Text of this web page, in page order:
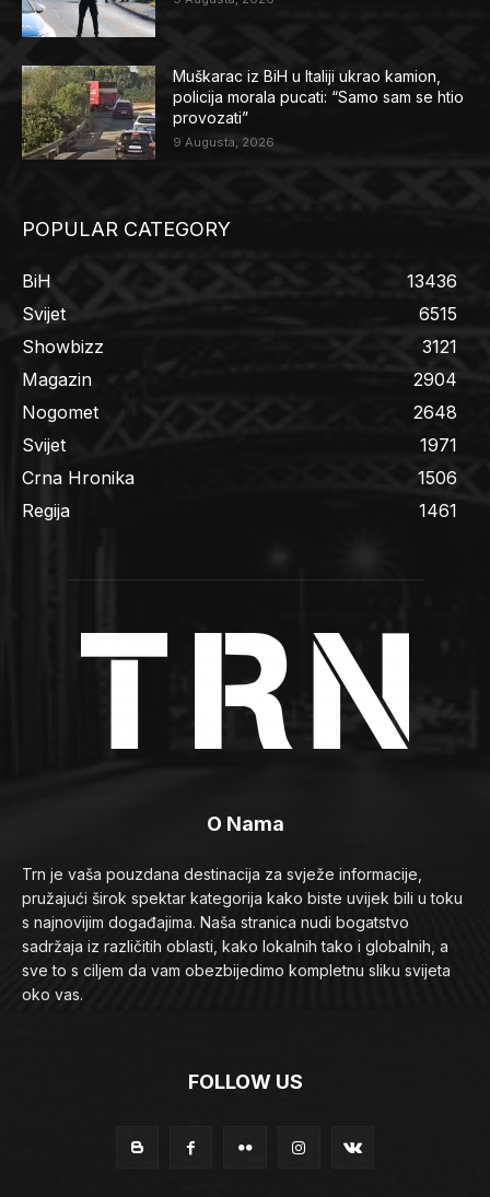
Muškarac iz BiH u Italiji ukrao kamion,
policija morala pucati: “Samo sam se htio
provozati”
9 Augusta, 2026
POPULAR CATEGORY
BiH
13436
Svijet
6515
Showbizz
3121
Magazin
2904
Nogomet
2648
Svijet
1971
Crna Hronika
1506
Regija
1461
O Nama
Trn je vaša pouzdana destinacija za svježe informacije,
pružajući širok spektar kategorija kako biste uvijek bili u toku
s najnovijim događajima. Naša stranica nudi bogatstvo
sadržaja iz različitih oblasti, kako lokalnih tako i globalnih, a
sve to s ciljem da vam obezbijedimo kompletnu sliku svijeta
oko vas.
FOLLOW US